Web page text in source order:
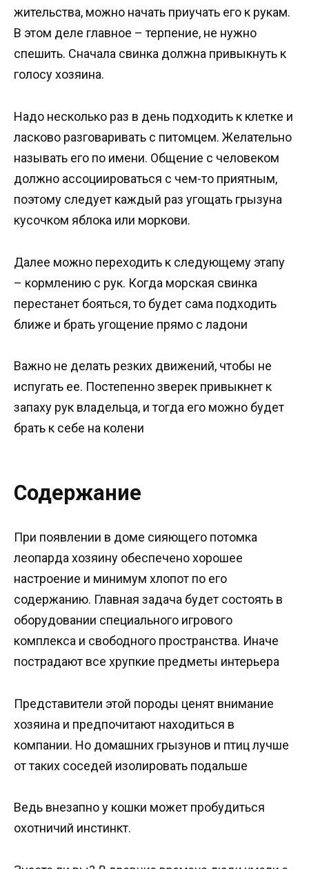
жительства, можно начать приучать его к рукам.
В этом деле главное – терпение, не нужно
спешить. Сначала свинка должна привыкнуть к
голосу хозяина.
Надо несколько раз в день подходить к клетке и
ласково разговаривать с питомцем. Желательно
называть его по имени. Общение с человеком
должно ассоциироваться с чем-то приятным,
поэтому следует каждый раз угощать грызуна
кусочком яблока или моркови.
Далее можно переходить к следующему этапу
– кормлению с рук. Когда морская свинка
перестанет бояться, то будет сама подходить
ближе и брать угощение прямо с ладони
Важно не делать резких движений, чтобы не
испугать ее. Постепенно зверек привыкнет к
запаху рук владельца, и тогда его можно будет
брать к себе на колени
Содержание
При появлении в доме сияющего потомка
леопарда хозяину обеспечено хорошее
настроение и минимум хлопот по его
содержанию. Главная задача будет состоять в
оборудовании специального игрового
комплекса и свободного пространства. Иначе
пострадают все хрупкие предметы интерьера
Представители этой породы ценят внимание
хозяина и предпочитают находиться в
компании. Но домашних грызунов и птиц лучше
от таких соседей изолировать подальше
Ведь внезапно у кошки может пробудиться
охотничий инстинкт.